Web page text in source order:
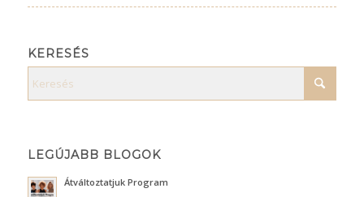
KERESÉS
LEGÚJABB BLOGOK
Átváltoztatjuk Program